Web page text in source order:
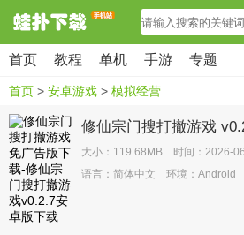
首页 教程 单机 手游 专题
首页 > 安卓游戏 > 模拟经营
修仙宗门搜打撤游戏
大小：119.68MB 时间：2026-
语言：简体中文 环境：Android